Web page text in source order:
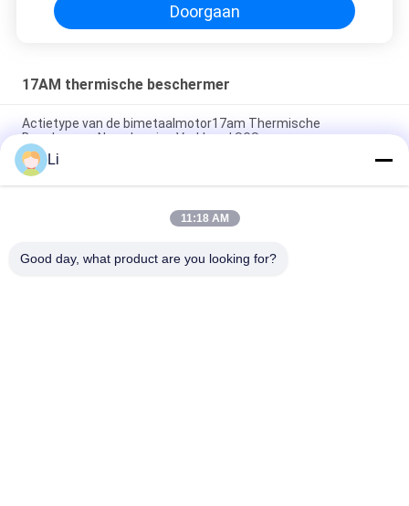
Doorgaan
17AM thermische beschermer
Actietype van de bimetaalmotor17am Thermische
Beschermer Nauwkeurige Verklaard SGS
17AMH thermische Compacte Beschermingsschakelaar
Ontworpen voor Fluorescente Lamp/Lamineerder
Nauwkeurig het Type van Actie17am Thermisch Beschermer
Li
11:18 AM
Good day, what product are you looking for?